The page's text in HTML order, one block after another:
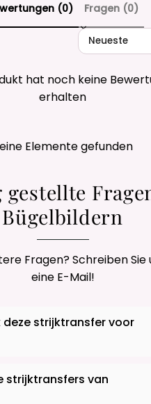
(0) Fragen (0)
Sort reviews by
hat noch keine
erhalten
Elemente gefunden
gestellte
Bügelbildern
Fragen? Schreiben Sie
eine E-Mail!
deze strijktransfer voor
strijktransfers van